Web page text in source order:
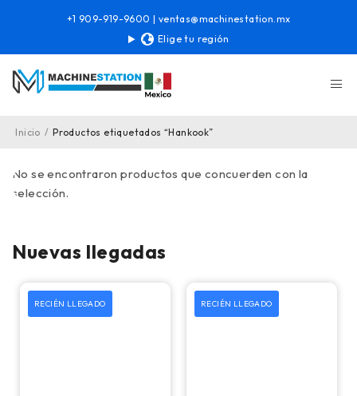
Elige tu región
+1 909-919-9600 | ventas@machinestation.mx
Inicio / Productos etiquetados “Hankook”
No se encontraron productos que concuerden con la
selección.
Nuevas llegadas
RECIÉN LLEGADO RECIÉN LLEGADO